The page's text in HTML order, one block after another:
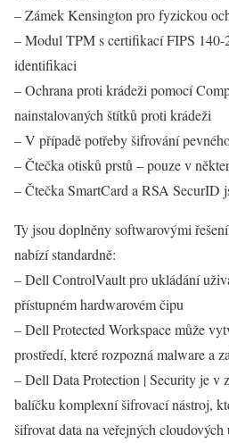
– Zámek Kensington pro fyzickou
– Modul TPM s certifikací FIPS 140-
identifikaci
– Ochrana proti krádeži pomocí
nainstalovaných štítků proti krádeži
– V případě potřeby šifrování
– Čtečka otisků prstů – pouze v
– Čtečka SmartCard a RSA SecurID
Ty jsou doplněny softwarovými
nabízí standardně:
– Dell ControlVault pro ukládání
přístupném hardwarovém čipu
– Dell Protected Workspace může
prostředí, které rozpozná malware a
– Dell Data Protection | Security je v
balíčku komplexní šifrovací nástroj,
šifrovat data na veřejných